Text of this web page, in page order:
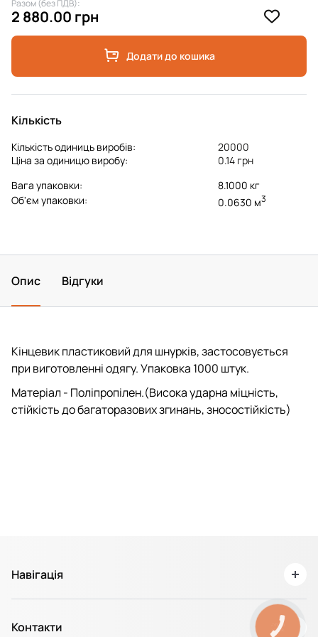
Разом (без ПДВ):
2 880.00 грн
Додати до кошика
Кількість
Кількість одиниць виробів:
20000
Ціна за одиницю виробу:
0.14 грн
Вага упаковки:
8.1000 кг
Об'єм упаковки:
0.0630 м3
Опис Відгуки
Кінцевикпластиковий для шнурків,застосовується
при виготовленніодягу.Упаковка 1000 штук.
Матеріал- Поліпропілен.(Висока ударна міцність,
стійкість до багаторазових згинань, зносостійкість)
Навігація
Про нас
Доставка та Оплата
Контакти КНОПКА
ЗВ'ЯЗКУ